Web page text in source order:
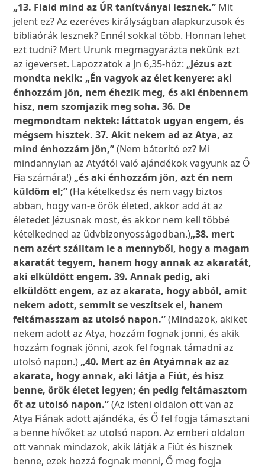
„13. Fiaid mind az ÚR tanítványai lesznek.” Mit
jelent ez? Az ezeréves királyságban alapkurzusok és
bibliaórák lesznek? Ennél sokkal több. Honnan lehet
ezt tudni? Mert Urunk megmagyarázta nekünk ezt
az igeverset. Lapozzatok a Jn 6,35-höz: „Jézus azt
mondta nekik: „Én vagyok az élet kenyere: aki
énhozzám jön, nem éhezik meg, és aki énbennem
hisz, nem szomjazik meg soha. 36. De
megmondtam nektek: láttatok ugyan engem, és
mégsem hisztek. 37. Akit nekem ad az Atya, az
mind énhozzám jön,”(Nem bátorító ez? Mi
mindannyian az Atyától való ajándékok vagyunk az Ő
Fia számára!) „és aki énhozzám jön, azt én nem
küldöm el;”(Ha kételkedsz és nem vagy biztos
abban, hogy van-e örök életed, akkor add át az
életedet Jézusnak most, és akkor nem kell többé
kételkedned az üdvbizonyosságodban.)„38. mert
nem azért szálltam le a mennyből, hogy a magam
akaratát tegyem, hanem hogy annak az akaratát,
aki elküldött engem. 39. Annak pedig, aki
elküldött engem, az az akarata, hogy abból, amit
nekem adott, semmit se veszítsek el, hanem
feltámasszam az utolsó napon.”(Mindazok, akiket
nekem adott az Atya, hozzám fognak jönni, és akik
hozzám fognak jönni, azok fel fognak támadni az
utolsó napon.) „40. Mert az én Atyámnak az az
akarata, hogy annak, aki látja a Fiút, és hisz
benne, örök életet legyen; én pedig feltámasztom
őt az utolsó napon.”(Az isteni oldalon ott van az
Atya Fiának adott ajándéka, és Ő fel fogja támasztani
a benne hívőket az utolsó napon. Az emberi oldalon
ott vannak mindazok, akik látják a Fiút és hisznek
benne, ezek hozzá fognak menni, Ő meg fogja